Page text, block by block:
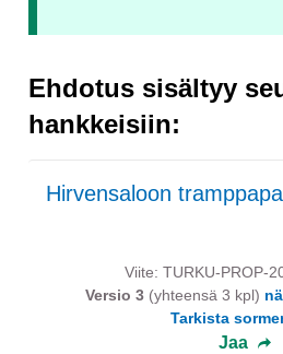
Ehdotus sisältyy
hankkeisiin:
Hirvensaloon
Viite: TURKU-PROP-
Versio 3 (yhteensä 3 kpl)
Tarkista
Jaa